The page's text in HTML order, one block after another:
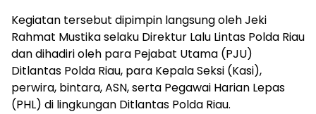
Kegiatan tersebut dipimpin langsung oleh Jeki
Rahmat Mustika selaku Direktur Lalu Lintas Polda Riau
dan dihadiri oleh para Pejabat Utama (PJU)
Ditlantas Polda Riau, para Kepala Seksi (Kasi),
perwira, bintara, ASN, serta Pegawai Harian Lepas
(PHL) di lingkungan Ditlantas Polda Riau.